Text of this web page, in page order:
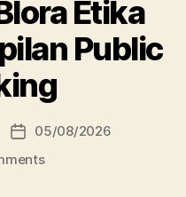
Etika
Public
Post
date
05/08/2026
on